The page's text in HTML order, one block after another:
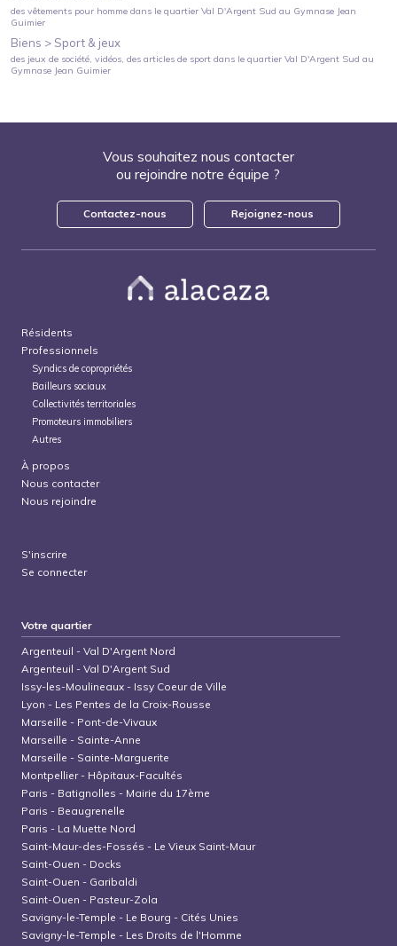
des vêtements pour homme dans le quartierVal D'Argent Sud au Gymnase Jean
Guimier
Biens > Sport & jeux
des jeux de société, vidéos, des articles de sport dans le quartierVal D'Argent Sud au
Gymnase Jean Guimier
Vous souhaitez nous contacter
ou rejoindre notre équipe ?
Contactez-nous Rejoignez-nous
Résidents
Professionnels
Syndics de copropriétés
Bailleurs sociaux
Collectivités territoriales
Promoteurs immobiliers
Autres
À propos
Nous contacter
Nous rejoindre
S'inscrire
Se connecter
Votre quartier
Argenteuil -Val D'Argent Nord
Argenteuil -Val D'Argent Sud
Issy-les-Moulineaux - Issy Coeur de Ville
Lyon - Les Pentes de la Croix-Rousse
Marseille - Pont-de-Vivaux
Marseille - Sainte-Anne
Marseille - Sainte-Marguerite
Montpellier- Hôpitaux-Facultés
Paris - Batignolles - Mairie du 17ème
Paris - Beaugrenelle
Paris - La Muette Nord
Saint-Maur-des-Fossés - Le Vieux Saint-Maur
Saint-Ouen - Docks
Saint-Ouen - Garibaldi
Saint-Ouen - Pasteur-Zola
Savigny-le-Temple - Le Bourg - Cités Unies
Savigny-le-Temple - Les Droits de l'Homme